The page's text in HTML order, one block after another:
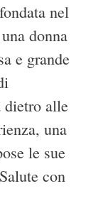
nel
donna
e grande
dietro alle
una
le sue
con